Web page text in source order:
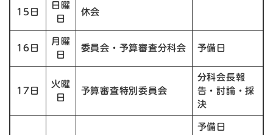
15日
日曜
日
休会
16日
月曜
日
委員会・予算審査分科会 予備日
17日
火曜
日
予算審査特別委員会
分科会長報
告・討論・採
決
予備日